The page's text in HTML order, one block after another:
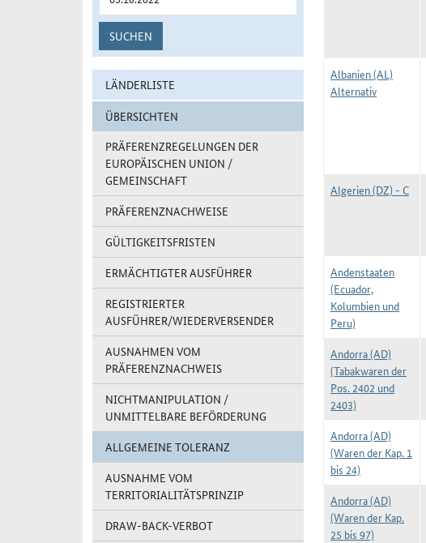
SUCHEN
LÄNDERLISTE
ÜBERSICHTEN
PRÄFERENZREGELUNGEN DER
EUROPÄISCHEN UNION /
GEMEINSCHAFT
PRÄFERENZNACHWEISE
GÜLTIGKEITSFRISTEN
ERMÄCHTIGTER AUSFÜHRER
REGISTRIERTER
AUSFÜHRER/WIEDERVERSENDER
AUSNAHMEN VOM
PRÄFERENZNACHWEIS
NICHTMANIPULATION /
UNMITTELBARE BEFÖRDERUNG
ALLGEMEINE TOLERANZ
AUSNAHME VOM
TERRITORIALITÄTSPRINZIP
DRAW-BACK-VERBOT
Albanien (AL)
Alternativ
Algerien (DZ) - C
Andenstaaten
(Ecuador,
Kolumbien und
Peru)
Andorra (AD)
(Tabakwaren der
Pos. 2402 und
2403)
Andorra (AD)
(Waren der Kap. 1
bis 24)
Andorra (AD)
(Waren der Kap.
25 bis 97)